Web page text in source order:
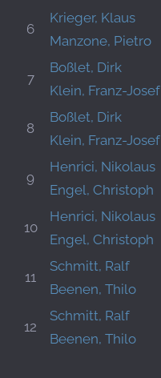
6
Krieger, Klaus
Manzone, Pietro
7
Boßlet, Dirk
Klein, Franz-Josef
8
Boßlet, Dirk
Klein, Franz-Josef
9
Henrici, Nikolaus
Engel, Christoph
10
Henrici, Nikolaus
Engel, Christoph
11
Schmitt, Ralf
Beenen, Thilo
12
Schmitt, Ralf
Beenen, Thilo